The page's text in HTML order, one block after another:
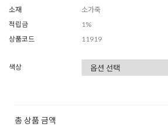
소재
소가죽
적립금
1%
상품코드
11919
색상
총 상품 금액